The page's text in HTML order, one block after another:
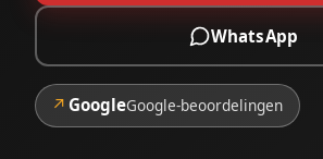
WhatsApp
↗ GoogleGoogle-beoordelingen